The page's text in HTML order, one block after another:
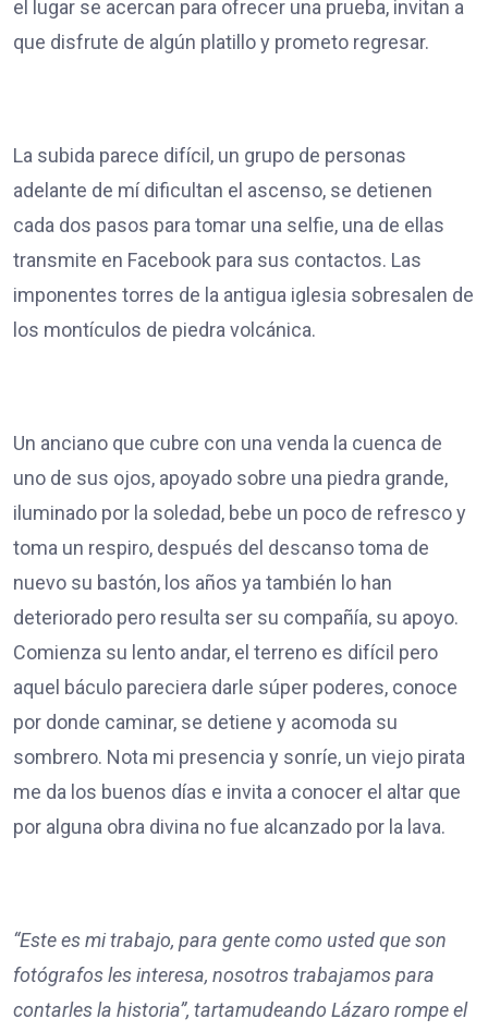
el lugar se acercan para ofrecer una prueba, invitan a
que disfrute de algún platillo y prometo regresar.
La subida parece difícil, un grupo de personas
adelante de mí dificultan el ascenso, se detienen
cada dos pasos para tomar una selfie, una de ellas
transmite en Facebook para sus contactos. Las
imponentes torres de la antigua iglesia sobresalen de
los montículos de piedra volcánica.
Un anciano que cubre con una venda la cuenca de
uno de sus ojos, apoyado sobre una piedra grande,
iluminado por la soledad, bebe un poco de refresco y
toma un respiro, después del descanso toma de
nuevo su bastón, los años ya también lo han
deteriorado pero resulta ser su compañía, su apoyo.
Comienza su lento andar, el terreno es difícil pero
aquel báculo pareciera darle súper poderes, conoce
por donde caminar, se detiene y acomoda su
sombrero. Nota mi presencia y sonríe, un viejo pirata
me da los buenos días e invita a conocer el altar que
por alguna obra divina no fue alcanzado por la lava.
“Este es mi trabajo, para gente como usted que son
fotógrafos les interesa, nosotros trabajamos para
contarles la historia”, tartamudeando Lázaro rompe el